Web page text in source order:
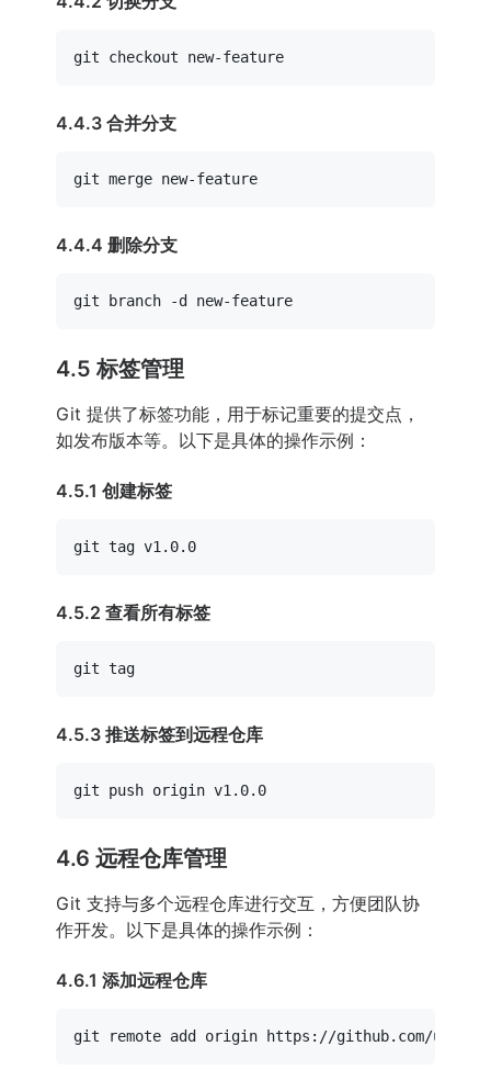
4.4.3 合并分支
4.4.4 删除分支
4.5 标签管理
Git 提供了标签功能，用于标记重要的提交点，
如发布版本等。以下是具体的操作示例：
4.5.1 创建标签
4.5.2 查看所有标签
4.5.3 推送标签到远程仓库
4.6 远程仓库管理
Git 支持与多个远程仓库进行交互，方便团队协
作开发。以下是具体的操作示例：
4.6.1 添加远程仓库